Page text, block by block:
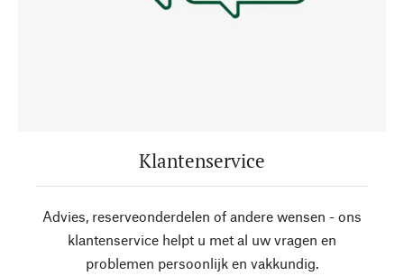
Klantenservice
Advies, reserveonderdelen of andere wensen - ons
klantenservice helpt u met al uw vragen en
problemen persoonlijk en vakkundig.